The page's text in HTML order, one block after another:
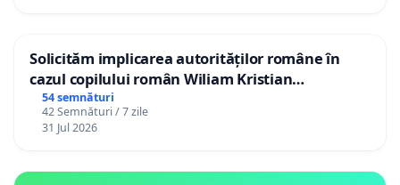
Solicităm implicarea autorităților române în
cazul copilului român Wiliam Kristian
Gheorghe, aflat în plasament în Danemarca de
12 ani
54 semnături
42 Semnături / 7 zile
31 Jul 2026